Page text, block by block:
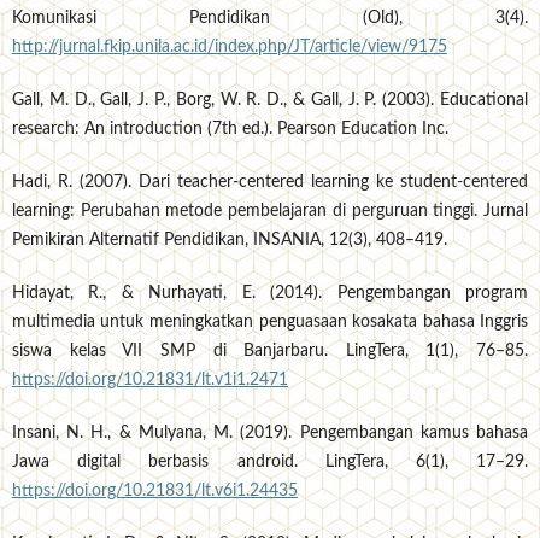
Komunikasi Pendidikan (Old), 3(4).
http://jurnal.fkip.unila.ac.id/index.php/JT/article/view/9175
Gall, M. D., Gall, J. P., Borg, W. R. D., & Gall, J. P. (2003). Educational
research: An introduction (7th ed.). Pearson Education Inc.
Hadi, R. (2007). Dari teacher-centered learning ke student-centered
learning: Perubahan metode pembelajaran di perguruan tinggi. Jurnal
Pemikiran Alternatif Pendidikan, INSANIA, 12(3), 408–419.
Hidayat, R., & Nurhayati, E. (2014). Pengembangan program
multimedia untuk meningkatkan penguasaan kosakata bahasa Inggris
siswa kelas VII SMP di Banjarbaru. LingTera, 1(1), 76–85.
https://doi.org/10.21831/lt.v1i1.2471
Insani, N. H., & Mulyana, M. (2019). Pengembangan kamus bahasa
Jawa digital berbasis android. LingTera, 6(1), 17–29.
https://doi.org/10.21831/lt.v6i1.24435